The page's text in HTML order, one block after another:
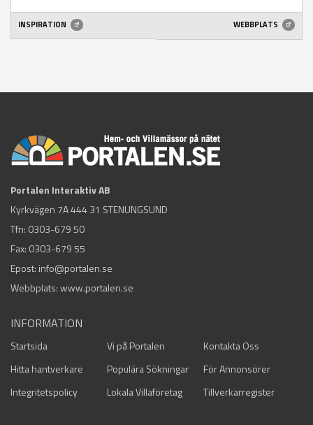
INSPIRATION WEBBPLATS
Portalen Interaktiv AB
Kyrkvägen 7A 444 31 STENUNGSUND
Tfn: 0303-679 50
Fax: 0303-679 55
Epost: info@portalen.se
Webbplats: www.portalen.se
INFORMATION
Startsida Vi på Portalen
Kontakta Oss
Hitta hantverkare
Populära Sökningar
För Annonsörer
Integritetspolicy
Lokala Villaföretag Tillverkarregister